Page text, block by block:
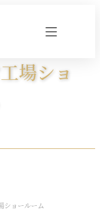
場ショ
ショールーム